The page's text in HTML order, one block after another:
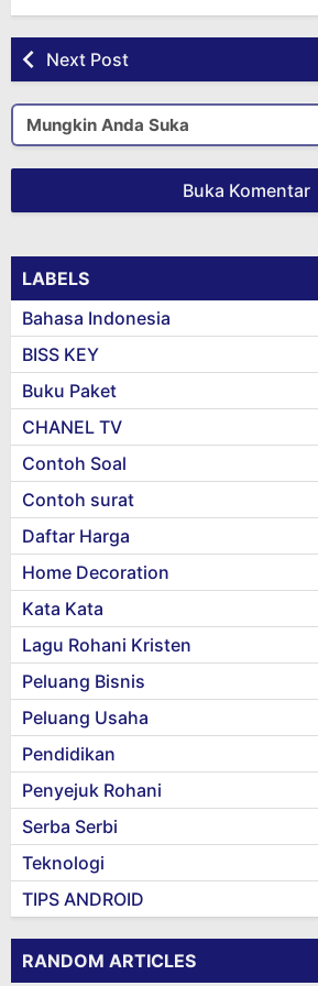
Next Post
Mungkin Anda Suka
Buka Komentar
LABELS
Bahasa Indonesia
BISS KEY
Buku Paket
CHANEL TV
Contoh Soal
Contoh surat
Daftar Harga
Home Decoration
Kata Kata
Lagu Rohani Kristen
Peluang Bisnis
Peluang Usaha
Pendidikan
Penyejuk Rohani
Serba Serbi
Teknologi
TIPS ANDROID
RANDOM ARTICLES